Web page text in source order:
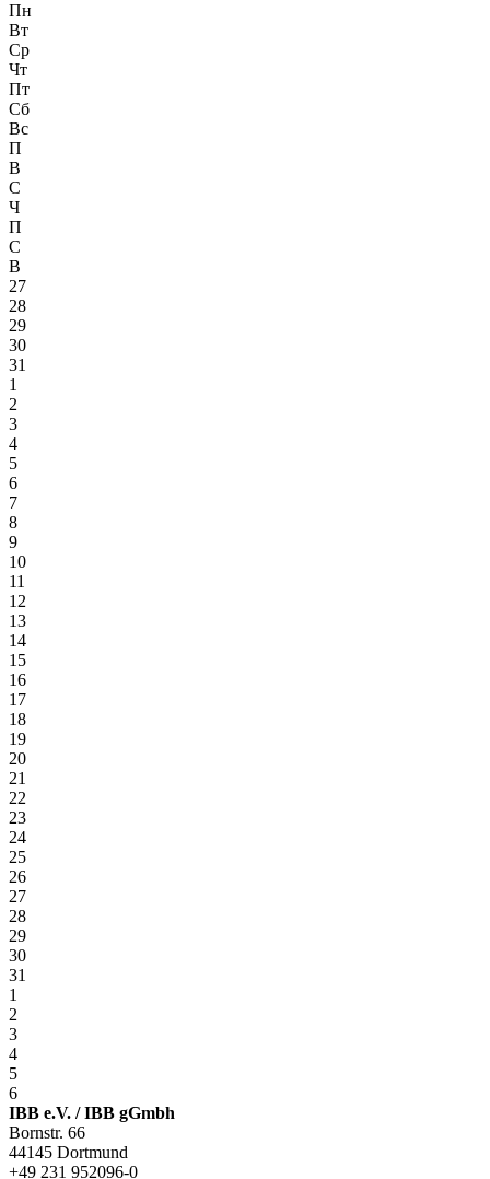
Пн
Вт
Ср
Чт
Пт
Сб
Вс
П
В
С
Ч
П
С
В
27
28
29
30
31
1
2
3
4
5
6
7
8
9
10
11
12
13
14
15
16
17
18
19
20
21
22
23
24
25
26
27
28
29
30
31
1
2
3
4
5
6
IBB e.V. / IBB gGmbh
Bornstr. 66
44145 Dortmund
+49 231 952096-0